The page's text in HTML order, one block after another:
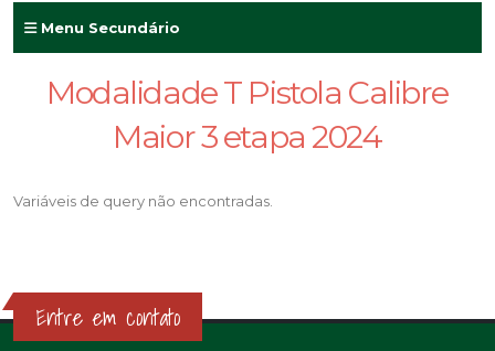
Menu Secundário
Modalidade T Pistola Calibre
Maior 3 etapa 2024
Variáveis de query não encontradas.
Entre em contato